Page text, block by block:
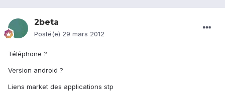
2beta
Posté(e) 29 mars 2012
Téléphone ?
Version android ?
Liens market des applications stp